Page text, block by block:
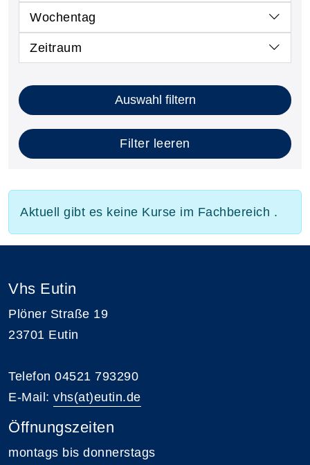
Wochentag
Zeitraum
Auswahl filtern
Filter leeren
Aktuell gibt es keine Kurse im Fachbereich .
Vhs Eutin
Plöner Straße 19
23701 Eutin
Telefon 04521 793290
E-Mail: vhs(at)eutin.de
Öffnungszeiten
montags bis donnerstags